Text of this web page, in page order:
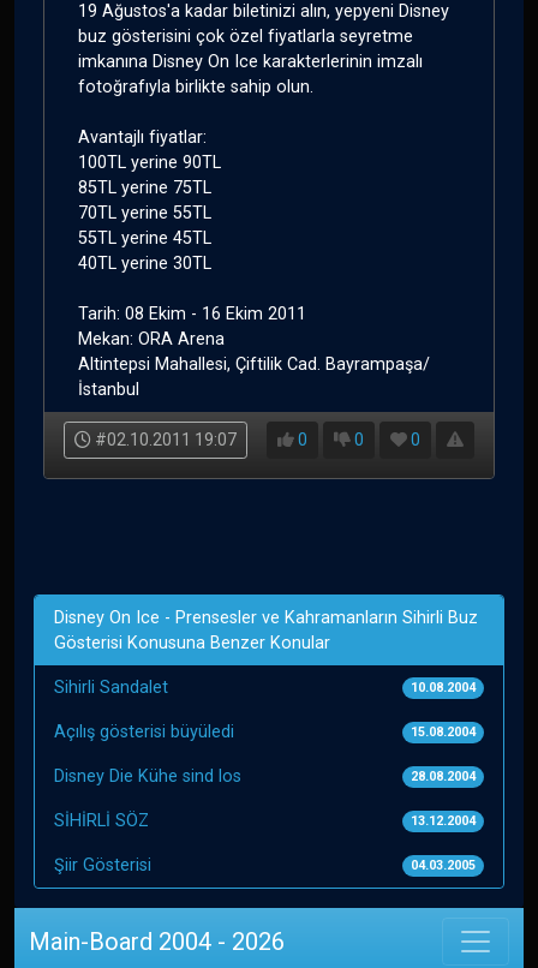
19 Ağustos'a kadar biletinizi alın, yepyeni Disney
buz gösterisini çok özel fiyatlarla seyretme
imkanına Disney On Ice karakterlerinin imzalı
fotoğrafıyla birlikte sahip olun.
Avantajlı fiyatlar:
100TL yerine 90TL
85TL yerine 75TL
70TL yerine 55TL
55TL yerine 45TL
40TL yerine 30TL
Tarih: 08 Ekim - 16 Ekim 2011
Mekan: ORA Arena
Altintepsi Mahallesi, Çiftilik Cad. Bayrampaşa/
İstanbul
#02.10.2011 19:07 0 0 0
Disney On Ice - Prensesler ve Kahramanların Sihirli Buz
Gösterisi Konusuna Benzer Konular
Sihirli Sandalet 10.08.2004
Açılış gösterisi büyüledi 15.08.2004
Disney Die Kühe sind los 28.08.2004
SİHİRLİ SÖZ 13.12.2004
Şiir Gösterisi 04.03.2005
Main-Board 2004 - 2026